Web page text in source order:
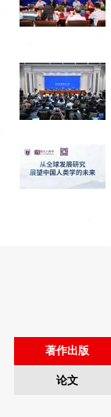
著作出版
论文